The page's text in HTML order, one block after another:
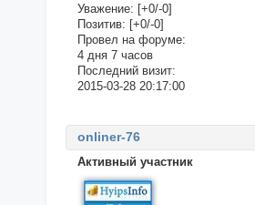
Уважение: [+0/-0]
Позитив: [+0/-0]
Провел на форуме:
4 дня 7 часов
Последний визит:
2015-03-28 20:17:00
onliner-76
Активный участник